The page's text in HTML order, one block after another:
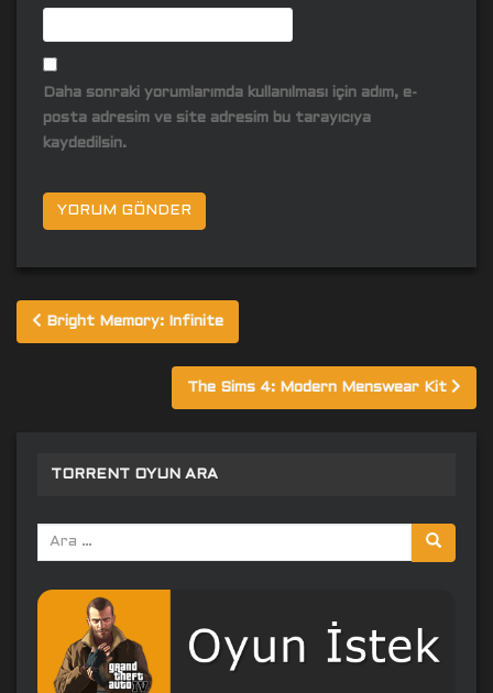
Daha sonraki yorumlarımda kullanılması için adım, e-
posta adresim ve site adresim bu tarayıcıya
kaydedilsin.
Yazı
gezinmesi
Bright Memory: Infinite
The Sims 4: Modern Menswear Kit
TORRENT OYUN ARA
Arama
yap: